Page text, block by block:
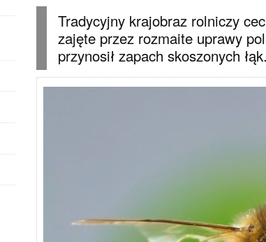
Tradycyjny krajobraz rolniczy
zajęte przez rozmaite uprawy
przynosił zapach skoszonych łąk.